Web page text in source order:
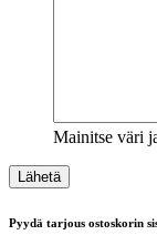
Mainitse väri
Pyydä tarjous ostoskorin